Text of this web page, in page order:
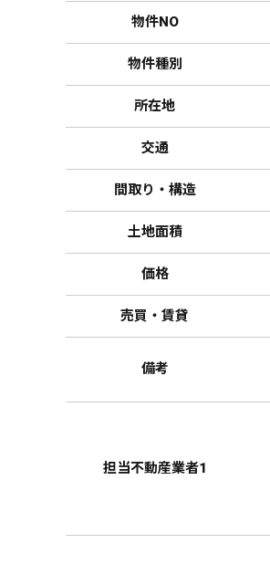
物件NO
物件種別
所在地
交通
間取り・構造
土地面積
価格
売買・賃貸
備考
担当不動産業者1